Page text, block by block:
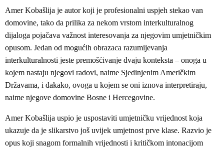
Amer Kobašlija je autor koji je profesionalni uspjeh stekao van
domovine, tako da prilika za nekom vrstom interkulturalnog
dijaloga pojačava važnost interesovanja za njegovim umjetničkim
opusom. Jedan od mogućih obrazaca razumijevanja
interkulturalnosti jeste premošćivanje dvaju konteksta – onoga u
kojem nastaju njegovi radovi, naime Sjedinjenim Američkim
Državama, i dakako, ovoga u kojem se oni iznova interpretiraju,
naime njegove domovine Bosne i Hercegovine.
Amer Kobašlija uspio je uspostaviti umjetničku vrijednost koja
ukazuje da je slikarstvo još uvijek umjetnost prve klase. Razvio je
opus koji snagom formalnih vrijednosti i kritičkom intonacijom